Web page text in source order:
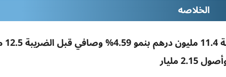
الخلاصه
«بي
2.15 مليار